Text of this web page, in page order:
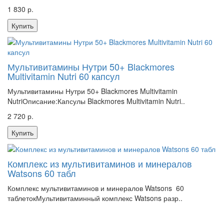
1 830 р.
Купить
Мультивитамины Нутри 50+ Blackmores
Multivitamin Nutri 60 капсул
Мультивитамины Нутри 50+ Blackmores Multivitamin
NutriОписание:Капсулы Blackmores Multivitamin Nutri..
2 720 р.
Купить
Комплекс из мультивитаминов и минералов
Watsons 60 табл
Комплекс мультивитаминов и минералов Watsons 60
таблетокМультивитаминный комплекс Watsons разр..